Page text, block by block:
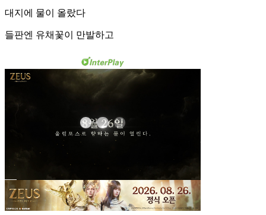
대지에 물이 올랐다
들판엔 유채꽃이 만발하고